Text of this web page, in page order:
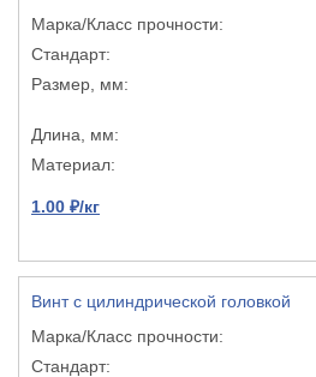
1.00 ₽/кг
Винт с цилиндрической головкой